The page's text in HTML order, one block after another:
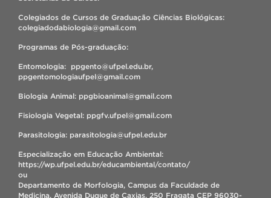
Colegiados de Cursos de Graduação Ciências Biológicas:
colegiadodabiologia@gmail.com
Programas de Pós-graduação:
Entomologia: ppgento@ufpel.edu.br,
ppgentomologiaufpel@gmail.com
Biologia Animal: ppgbioanimal@gmail.com
Fisiologia Vegetal: ppgfv.ufpel@gmail.com
Parasitologia: parasitologia@ufpel.edu.br
Especialização em Educação Ambiental:
https://wp.ufpel.edu.br/educambiental/contato/
ou
Departamento de Morfologia, Campus da Faculdade de
Medicina, Avenida Duque de Caxias, 250 Fragata CEP 96030-